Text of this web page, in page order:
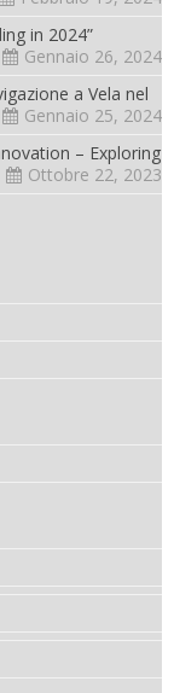
in 2024”
Gennaio 26, 2024
a Vela nel
Gennaio 25, 2024
– Exploring
Ottobre 22, 2023